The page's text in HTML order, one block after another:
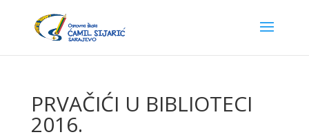
PRVAČIĆI U BIBLIOTECI
2016.